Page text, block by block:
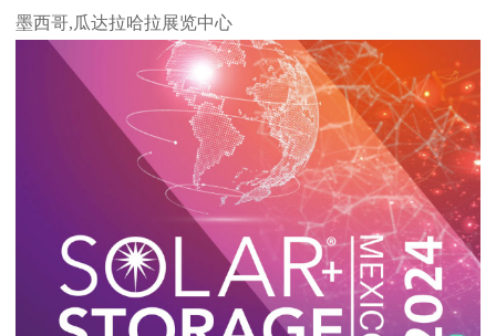
墨西哥,瓜达拉哈拉展览中心